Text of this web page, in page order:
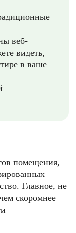
веб-
видеть,
в ваше
помещения,
Главное, не
скоромнее